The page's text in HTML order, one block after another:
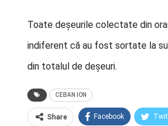
Toate deșeurile colectate din
indiferent că au fost sortate la
din totalul de deșeuri.
CEBAN ION
Share Facebook